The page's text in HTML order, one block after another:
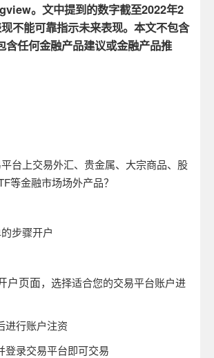
。文中提到的数字截至2022年2
不能可靠指示未来表现。本文不包含
含任何金融产品建议或金融产品推
台上交易外汇、贵金属、大宗商品、股
等金融市场场外产品？
步骤开户
户页面，选择适合您的交易平台账户进
进行账户注资
登录交易平台即可交易